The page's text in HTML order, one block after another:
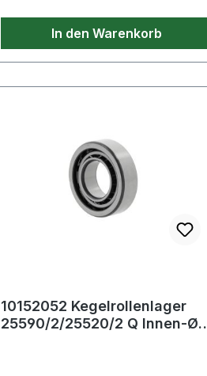
In den Warenkorb
10152052 Kegelrollenlager
25590/2/25520/2 Q Innen-Ø